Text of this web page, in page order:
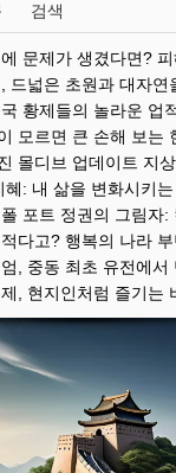
검색
가 생겼다면? 피해 보상 기준
넓은 초원과 대자연을 만
황제들의 놀라운 업
모르면 큰 손해 보는
디브 업데이트 지상낙원
혜: 내 삶을 변화시키
트 정권의 그림자: 킬링
다고? 행복의 나라
동 최초 유전에서 만나
, 현지인처럼 즐기는